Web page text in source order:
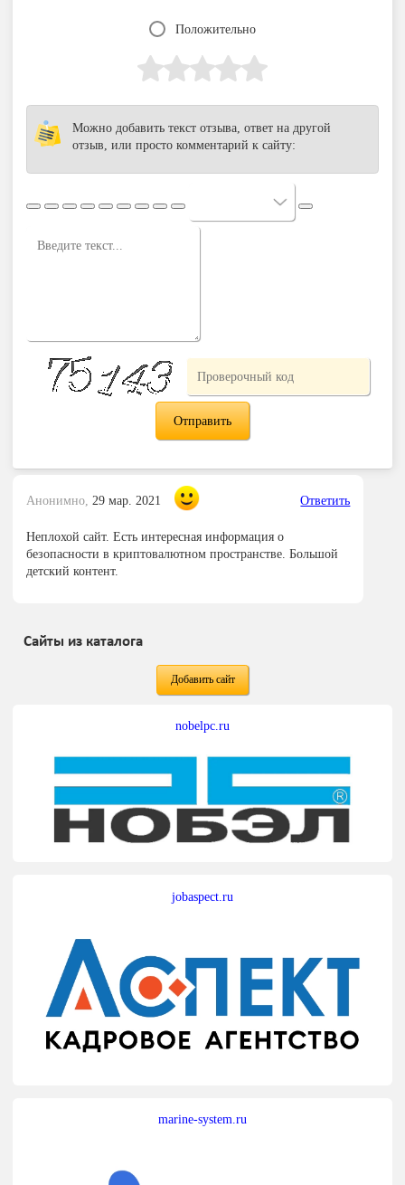
Положительно
Можно добавить текст отзыва, ответ на другой
отзыв, или просто комментарий к сайту:
Анонимно, 29 мар. 2021 Ответить
Неплохой сайт. Есть интересная информация о
безопасности в криптовалютном пространстве. Большой
детский контент.
Сайты из каталога
Добавить сайт
nobelpc.ru
jobaspect.ru
marine-system.ru